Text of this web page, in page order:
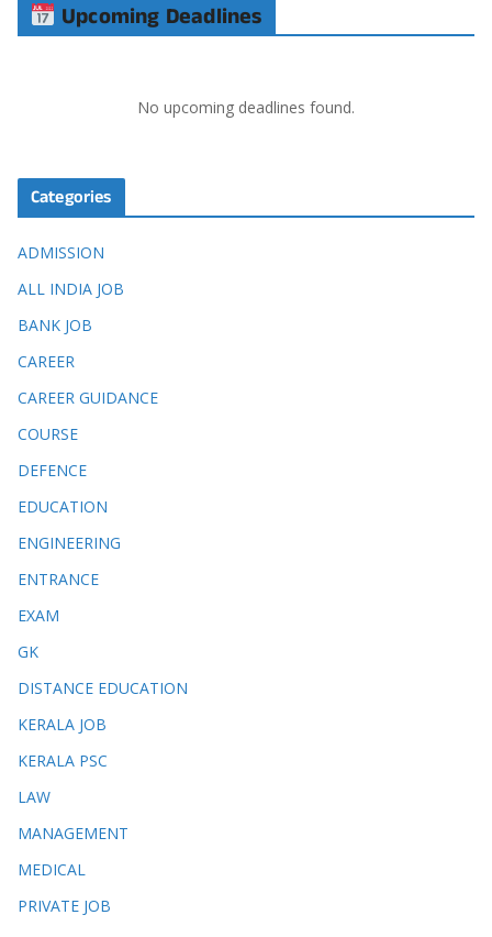
Upcoming Deadlines
No upcoming deadlines found.
Categories
ADMISSION
ALL INDIA JOB
BANK JOB
CAREER
CAREER GUIDANCE
COURSE
DEFENCE
EDUCATION
ENGINEERING
ENTRANCE
EXAM
GK
DISTANCE EDUCATION
KERALA JOB
KERALA PSC
LAW
MANAGEMENT
MEDICAL
PRIVATE JOB